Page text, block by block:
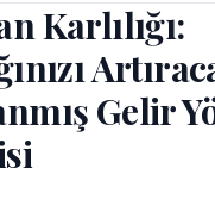
Karlılığı:
Gelir